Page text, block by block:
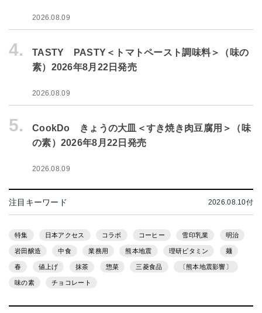
2026.08.09
4.
TASTY PASTY＜トマトペースト調味料＞（味の
素）2026年8月22日発売
2026.08.09
5.
CookDo きょうの大皿＜すき焼き肉豆腐用＞（味
の素）2026年8月22日発売
2026.08.09
注目キーワード 2026.08.10付
特集 日本アクセス コラボ コーヒー 雪印乳業 明治
岩田醸造 中食 業務用 熊本地震 理研ビタミン 麺
春 値上げ 抹茶 惣菜 三菱食品 〔熊本地震影響〕
味の素 チョコレート